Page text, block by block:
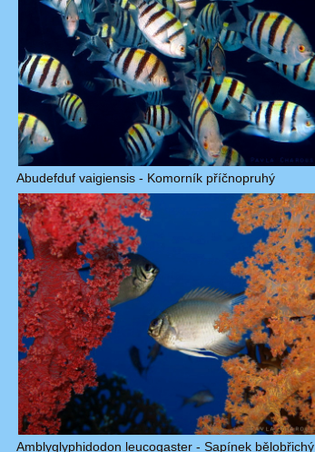
Abudefduf vaigiensis - Komorník příčnopruhý
Amblyglyphidodon leucogaster - Sapínek bělobřichý